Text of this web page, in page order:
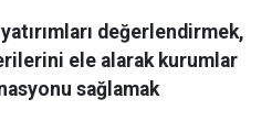
değerlendirmek,
ele alarak kurumlar
sağlamak